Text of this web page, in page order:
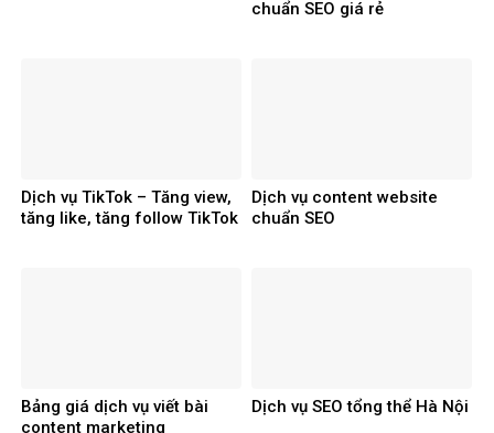
chuẩn SEO giá rẻ
Dịch vụ TikTok – Tăng view,
tăng like, tăng follow TikTok
Dịch vụ content website
chuẩn SEO
Bảng giá dịch vụ viết bài
content marketing
Dịch vụ SEO tổng thể Hà Nội